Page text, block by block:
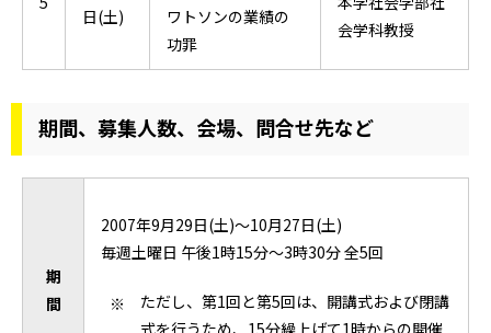
日(土)
ワトソンの業績の
功罪
会学科教授
期間、募集人数、会場、問合せ先など
期
間
2007年9月29日(土)～10月27日(土)
毎週土曜日 午後1時15分～3時30分 全5回
ただし、第1回と第5回は、開講式および閉講
式を行うため、15分繰上げて1時からの開催